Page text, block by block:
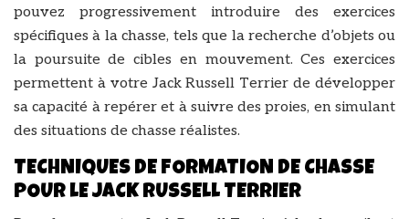
pouvez progressivement introduire des exercices
spécifiques à la chasse, tels que la recherche d’objets ou
la poursuite de cibles en mouvement. Ces exercices
permettent à votre Jack Russell Terrier de développer
sa capacité à repérer et à suivre des proies, en simulant
des situations de chasse réalistes.
TECHNIQUES DE FORMATION DE CHASSE
POUR LE JACK RUSSELL TERRIER